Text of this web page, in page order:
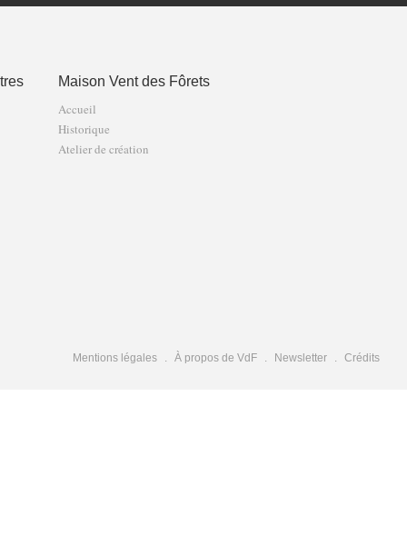
Maison Vent des Fôrets
Accueil
Historique
Atelier de création
Mentions légales À propos de VdF Newsletter Crédits